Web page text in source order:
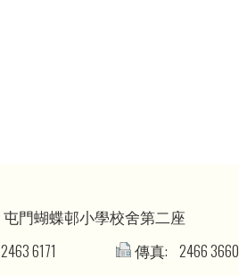
屯門蝴蝶邨小學校舍第二座
2463 6171 傳真: 2466 3660